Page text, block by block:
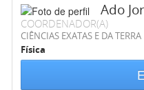
Ado
COORDENADOR(A)
CIÊNCIAS EXATAS E DA TERRA
Física